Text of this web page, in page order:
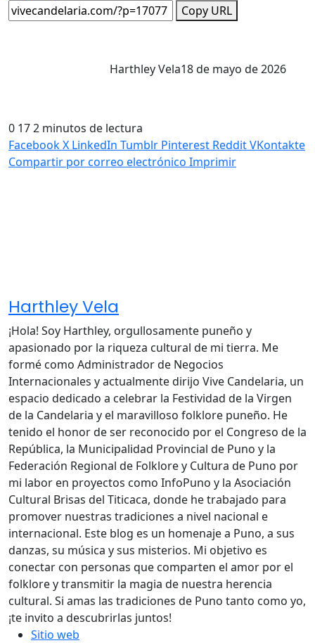
Copy URL
Harthley Vela18 de mayo de 2026
0 172 minutos de lectura
FacebookX LinkedIn Tumblr Pinterest RedditVKontakte
Compartir por correo electrónico Imprimir
Harthley Vela
¡Hola! Soy Harthley, orgullosamente puneño y
apasionado por la riqueza cultural de mi tierra. Me
formé como Administrador de Negocios
Internacionales y actualmente dirijo Vive Candelaria, un
espacio dedicado a celebrar la Festividad de la Virgen
de la Candelaria y el maravilloso folklore puneño. He
tenido el honor de ser reconocido por el Congreso de la
República, la Municipalidad Provincial de Puno y la
Federación Regional de Folklore y Cultura de Puno por
mi labor en proyectos como InfoPuno y la Asociación
Cultural Brisas del Titicaca, donde he trabajado para
promover nuestras tradiciones a nivel nacional e
internacional. Este blog es un homenaje a Puno, a sus
danzas, su música y sus misterios. Mi objetivo es
conectar con personas que comparten el amor por el
folklore y transmitir la magia de nuestra herencia
cultural. Si amas las tradiciones de Puno tanto como yo,
¡te invito a descubrirlas juntos!
Sitio web